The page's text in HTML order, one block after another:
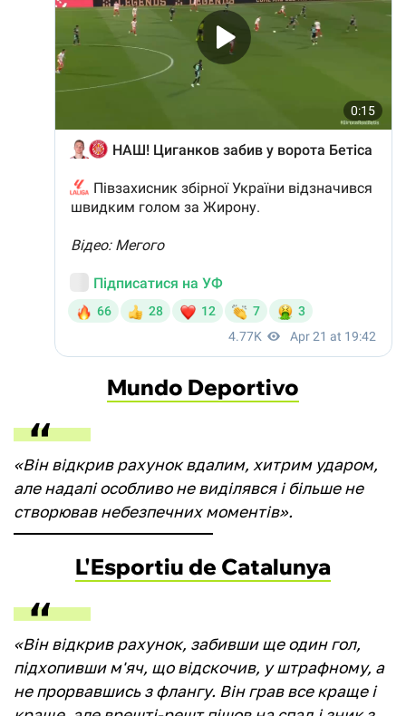
Mundo Deportivo
«Він відкрив рахунок вдалим, хитрим ударом,
але надалі особливо не виділявся і більше не
створював небезпечних моментів».
L'Esportiu de Catalunya
«Він відкрив рахунок, забивши ще один гол,
підхопивши м'яч, що відскочив, у штрафному, а
не прорвавшись з флангу. Він грав все краще і